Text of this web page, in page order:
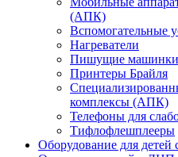
(АПК)
Вспомогательные
Нагреватели
Пишущие машинки
Принтеры Брайля
комплексы (АПК)
Телефоны для
Тифлофлешплееры
Оборудование для